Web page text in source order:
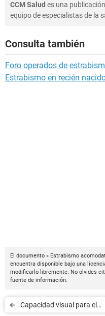
CCM Salud es una
equipo de especialistas de la
Consulta también
Foro operados de
Estrabismo en recién
El documento « Estrabismo
encuentra disponible bajo una
modificarlo libremente. No olvides
fuente de información.
Capacidad visual para el